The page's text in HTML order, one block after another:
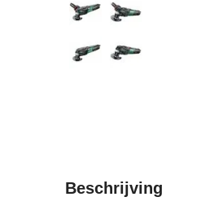
Beschrijving